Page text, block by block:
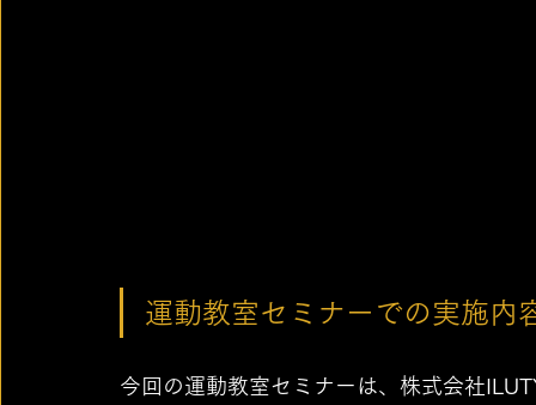
運動教室セミナーでの実施内
今回の運動教室セミナーは、株式会社